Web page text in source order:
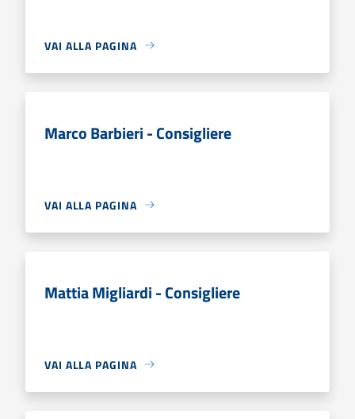
VAI ALLA PAGINA
Marco Barbieri - Consigliere
VAI ALLA PAGINA
Mattia Migliardi - Consigliere
VAI ALLA PAGINA